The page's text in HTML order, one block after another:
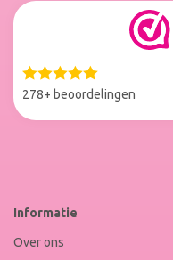
278+ beoordelingen
Web
Winkel
Informatie
Over ons